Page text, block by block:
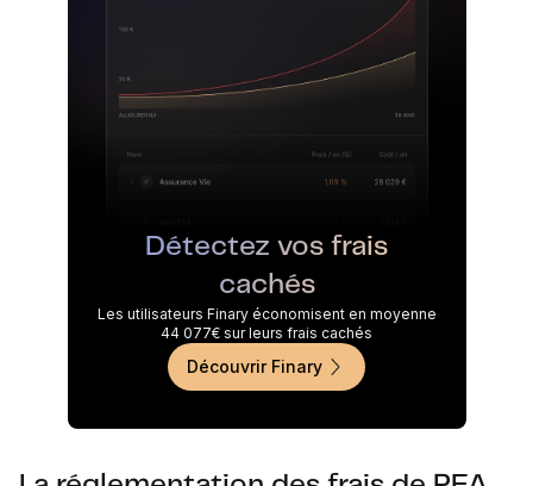
Détectez vos frais
cachés
Les utilisateurs Finary économisent en moyenne
44 077€ sur leurs frais cachés
Découvrir Finary